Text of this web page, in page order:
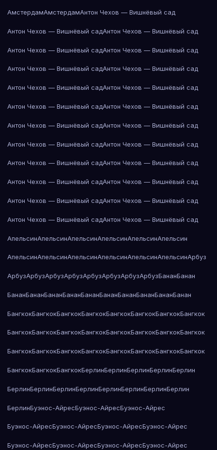
АмстердамАмстердамАнтон Чехов — Вишнёвый сад
Антон Чехов — Вишнёвый садАнтон Чехов — Вишнёвый сад
Антон Чехов — Вишнёвый садАнтон Чехов — Вишнёвый сад
Антон Чехов — Вишнёвый садАнтон Чехов — Вишнёвый сад
Антон Чехов — Вишнёвый садАнтон Чехов — Вишнёвый сад
Антон Чехов — Вишнёвый садАнтон Чехов — Вишнёвый сад
Антон Чехов — Вишнёвый садАнтон Чехов — Вишнёвый сад
Антон Чехов — Вишнёвый садАнтон Чехов — Вишнёвый сад
Антон Чехов — Вишнёвый садАнтон Чехов — Вишнёвый сад
Антон Чехов — Вишнёвый садАнтон Чехов — Вишнёвый сад
Антон Чехов — Вишнёвый садАнтон Чехов — Вишнёвый сад
Антон Чехов — Вишнёвый садАнтон Чехов — Вишнёвый сад
АпельсинАпельсинАпельсинАпельсинАпельсинАпельсин
АпельсинАпельсинАпельсинАпельсинАпельсинАпельсинАрбуз
АрбузАрбузАрбузАрбузАрбузАрбузАрбузАрбузБананБанан
БананБананБананБананБананБананБананБананБананБанан
БангкокБангкокБангкокБангкокБангкокБангкокБангкокБангкок
БангкокБангкокБангкокБангкокБангкокБангкокБангкокБангкок
БангкокБангкокБангкокБангкокБангкокБангкокБангкокБангкок
БангкокБангкокБангкокБерлинБерлинБерлинБерлинБерлин
БерлинБерлинБерлинБерлинБерлинБерлинБерлинБерлин
БерлинБуэнос-АйресБуэнос-АйресБуэнос-Айрес
Буэнос-АйресБуэнос-АйресБуэнос-АйресБуэнос-Айрес
Буэнос-АйресБуэнос-АйресБуэнос-АйресБуэнос-Айрес